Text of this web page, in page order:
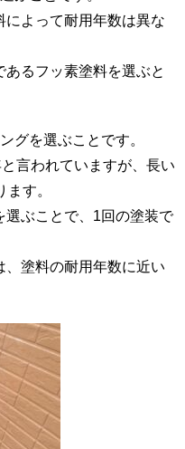
によって耐用年数は異な
るフッ素塗料を選ぶと
グを選ぶことです。
言われていますが、長い
す。
選ぶことで、1回の塗装で
、塗料の耐用年数に近い